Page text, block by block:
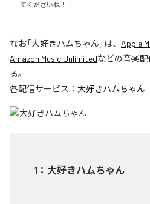
てくださいね！！
なお「大好きハムちゃん 」は、 Apple
Amazon Music Unlimitedなどの音楽
る。
各配信サービス： 大好きハムちゃん
1 ： 大好きハムちゃん